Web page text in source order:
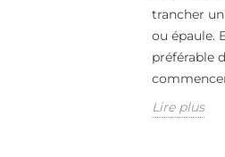
trancher
ou épaule.
préférable
Lire plus